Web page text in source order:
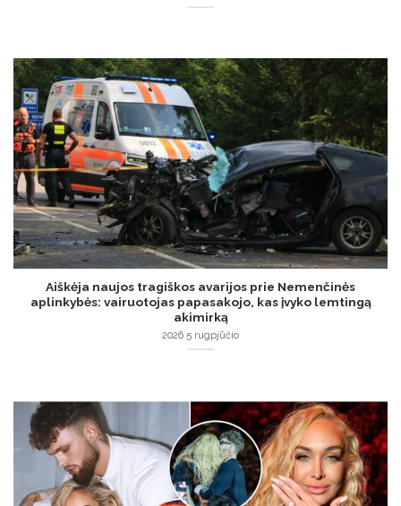
Aiškėja naujos tragiškos avarijos prie Nemenčinės
aplinkybės: vairuotojas papasakojo, kas įvyko lemtingą
akimirką
2026 5 rugpjūčio